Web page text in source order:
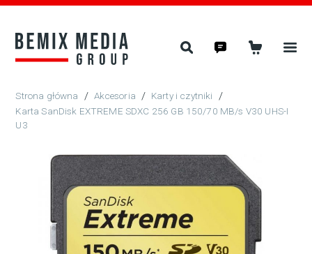
/ Akcesoria / Karty i czytniki /
Karta SanDisk EXTREME SDXC 256 GB 150/70 MB/s V30 UHS-I
U3